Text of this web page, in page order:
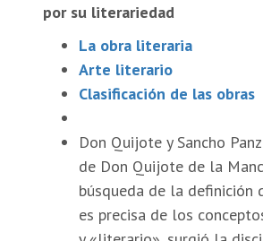
por su literariedad
La obra literaria
Arte literario
Clasificación de las obras
Don Quijote y Sancho
de Don Quijote de la
búsqueda de la definición
es precisa de los